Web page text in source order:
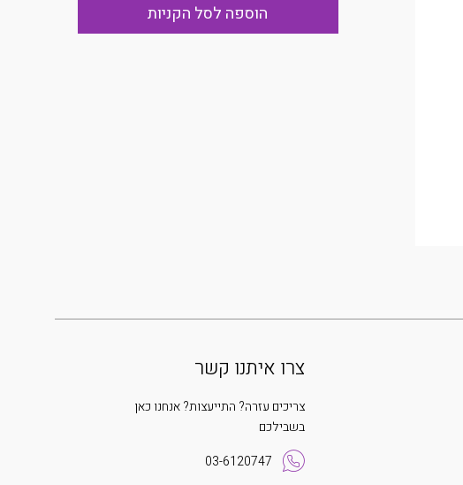
הוספה לסל הקניות
צרו איתנו קשר
צריכים עזרה? התייעצות? אנחנו כאן
בשבילכם
03-6120747